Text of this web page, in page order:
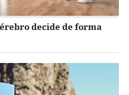
decide de forma